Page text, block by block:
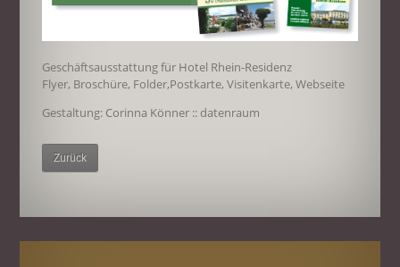
Geschäftsausstattung für Hotel Rhein-Residenz
Flyer, Broschüre, Folder,Postkarte, Visitenkarte, Webseite
Gestaltung: Corinna Könner :: datenraum
Zurück